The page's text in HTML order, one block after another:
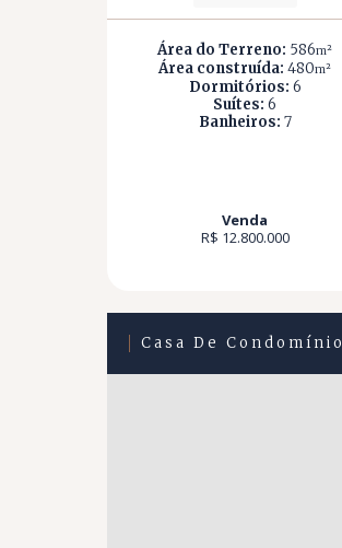
Área do Terreno: 586m²
Área construída: 480m²
Dormitórios: 6
Suítes: 6
Banheiros: 7
Venda
R$ 12.800.000
Casa De Condomínio